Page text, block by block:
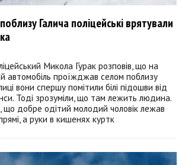
Галича поліцейські врятували
Микола Гурак розповів, що на
автомобіль проїжджав селом поблизу
вони спершу помітили білі підошви від
Тоді зрозуміли, що там лежить людина.
що добре одітий молодий чоловік лежав
а руки в кишенях куртк